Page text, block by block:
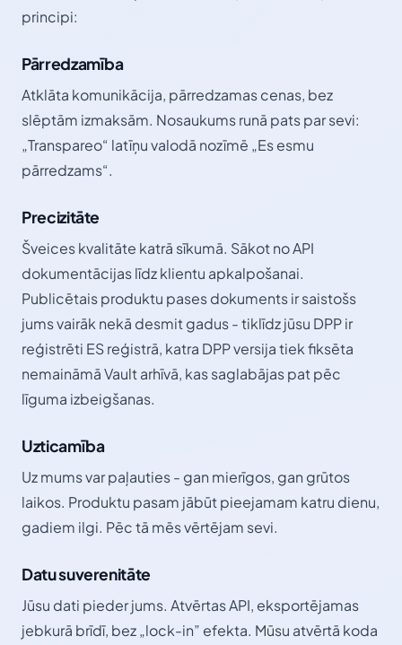
principi:
Pārredzamība
Atklāta komunikācija, pārredzamas cenas, bez
slēptām izmaksām. Nosaukums runā pats par sevi:
„Transpareo“ latīņu valodā nozīmē „Es esmu
pārredzams“.
Precizitāte
Šveices kvalitāte katrā sīkumā. Sākot no API
dokumentācijas līdz klientu apkalpošanai.
Publicētais produktu pases dokuments ir saistošs
jums vairāk nekā desmit gadus - tiklīdz jūsu DPP ir
reģistrēti ES reģistrā, katra DPP versija tiek fiksēta
nemaināmā Vault arhīvā, kas saglabājas pat pēc
līguma izbeigšanas.
Uzticamība
Uz mums var paļauties - gan mierīgos, gan grūtos
laikos. Produktu pasam jābūt pieejamam katru dienu,
gadiem ilgi. Pēc tā mēs vērtējam sevi.
Datu suverenitāte
Jūsu dati pieder jums. Atvērtas API, eksportējamas
jebkurā brīdī, bez „lock-in” efekta. Mūsu atvērtā koda